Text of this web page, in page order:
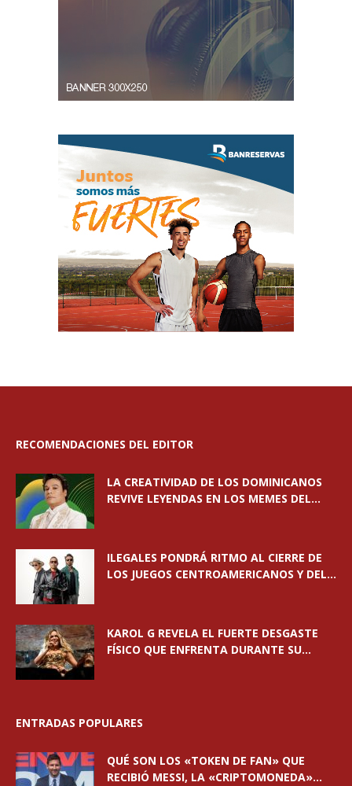
RECOMENDACIONES DEL EDITOR
LA CREATIVIDAD DE LOS DOMINICANOS
REVIVE LEYENDAS EN LOS MEMES DEL...
ILEGALES PONDRÁ RITMO AL CIERRE DE
LOS JUEGOS CENTROAMERICANOS Y DEL...
KAROL G REVELA EL FUERTE DESGASTE
FÍSICO QUE ENFRENTA DURANTE SU...
ENTRADAS POPULARES
QUÉ SON LOS «TOKEN DE FAN» QUE
RECIBIÓ MESSI, LA «CRIPTOMONEDA»...